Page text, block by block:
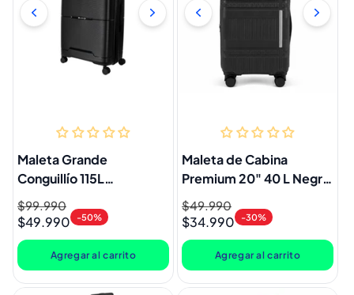
Maleta Grande
Conguillío 115L
Expandible Ultra
Resistente Negra Llaima
Precio
habitual
$99.990
Precio
de
oferta
$49.990 -50%
Agregar al carrito
Maleta de Cabina
Premium 20" 40 L Negro
Marksman
Precio
habitual
$49.990
Precio
de
oferta
$34.990 -30%
Agregar al carrito